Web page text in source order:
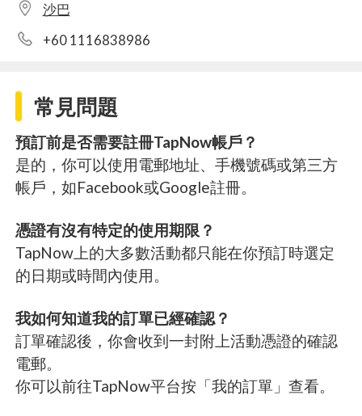
沙巴
+60 1116838986
常見問題
預訂前是否需要註冊TapNow帳戶？
是的，你可以使用電郵地址、手機號碼或第三方
帳戶，如Facebook或Google註冊。
憑證有沒有特定的使用期限？
TapNow上的大多數活動都只能在你預訂時選定
的日期或時間內使用。
我如何知道我的訂單已經確認？
訂單確認後，你會收到一封附上活動憑證的確認
電郵。
你可以前往TapNow平台按「我的訂單」查看。